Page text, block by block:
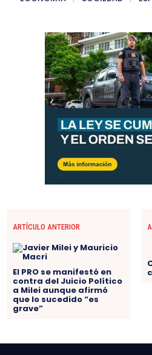
ARTÍCULO ANTERIOR
El PRO se manifestó en
contra del Juicio Político
a Milei aunque afirmó
que lo sucedido “es
grave”